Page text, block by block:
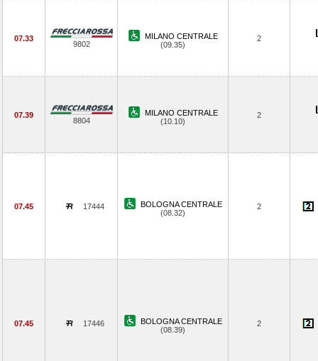
07.33
9802
MILANO CENTRALE
(09.35)
2
07.39
8804
MILANO CENTRALE
(10.10)
2
07.45 17444
BOLOGNA CENTRALE
(08.32)
2
07.45 17446
BOLOGNA CENTRALE
(08.39)
2